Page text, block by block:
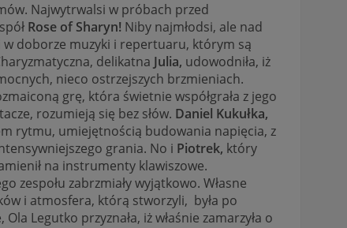
Najwytrwalsi w próbach przed
Rose of Sharyn! Niby najmłodsi, ale nad
doborze muzyki i repertuaru, którym są
delikatna Julia, udowodniła, iż
nieco ostrzejszych brzmieniach.
grę, która świetnie współgrała z jego
rozumieją się bez słów. Daniel Kukułka,
rytmu, umiejętnością budowania napięcia, z
grania. No i Piotrek, który
na instrumenty klawiszowe.
zespołu zabrzmiały wyjątkowo. Własne
i atmosfera, którą stworzyli, była po
Legutko przyznała, iż właśnie zamarzyła o